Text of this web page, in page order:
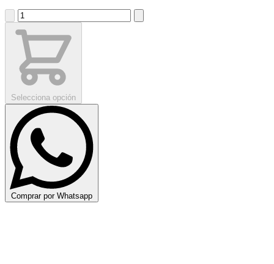
Selecciona opción
Comprar por Whatsapp